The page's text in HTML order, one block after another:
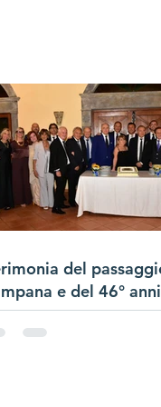
del
e del 46°
Charter di CluB